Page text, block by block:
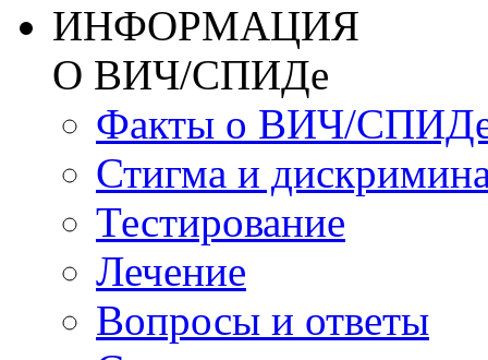
ИНФОРМАЦИЯ
О ВИЧ/СПИДе
Факты о ВИЧ/
Стигма и
Тестирование
Лечение
Вопросы и ответы